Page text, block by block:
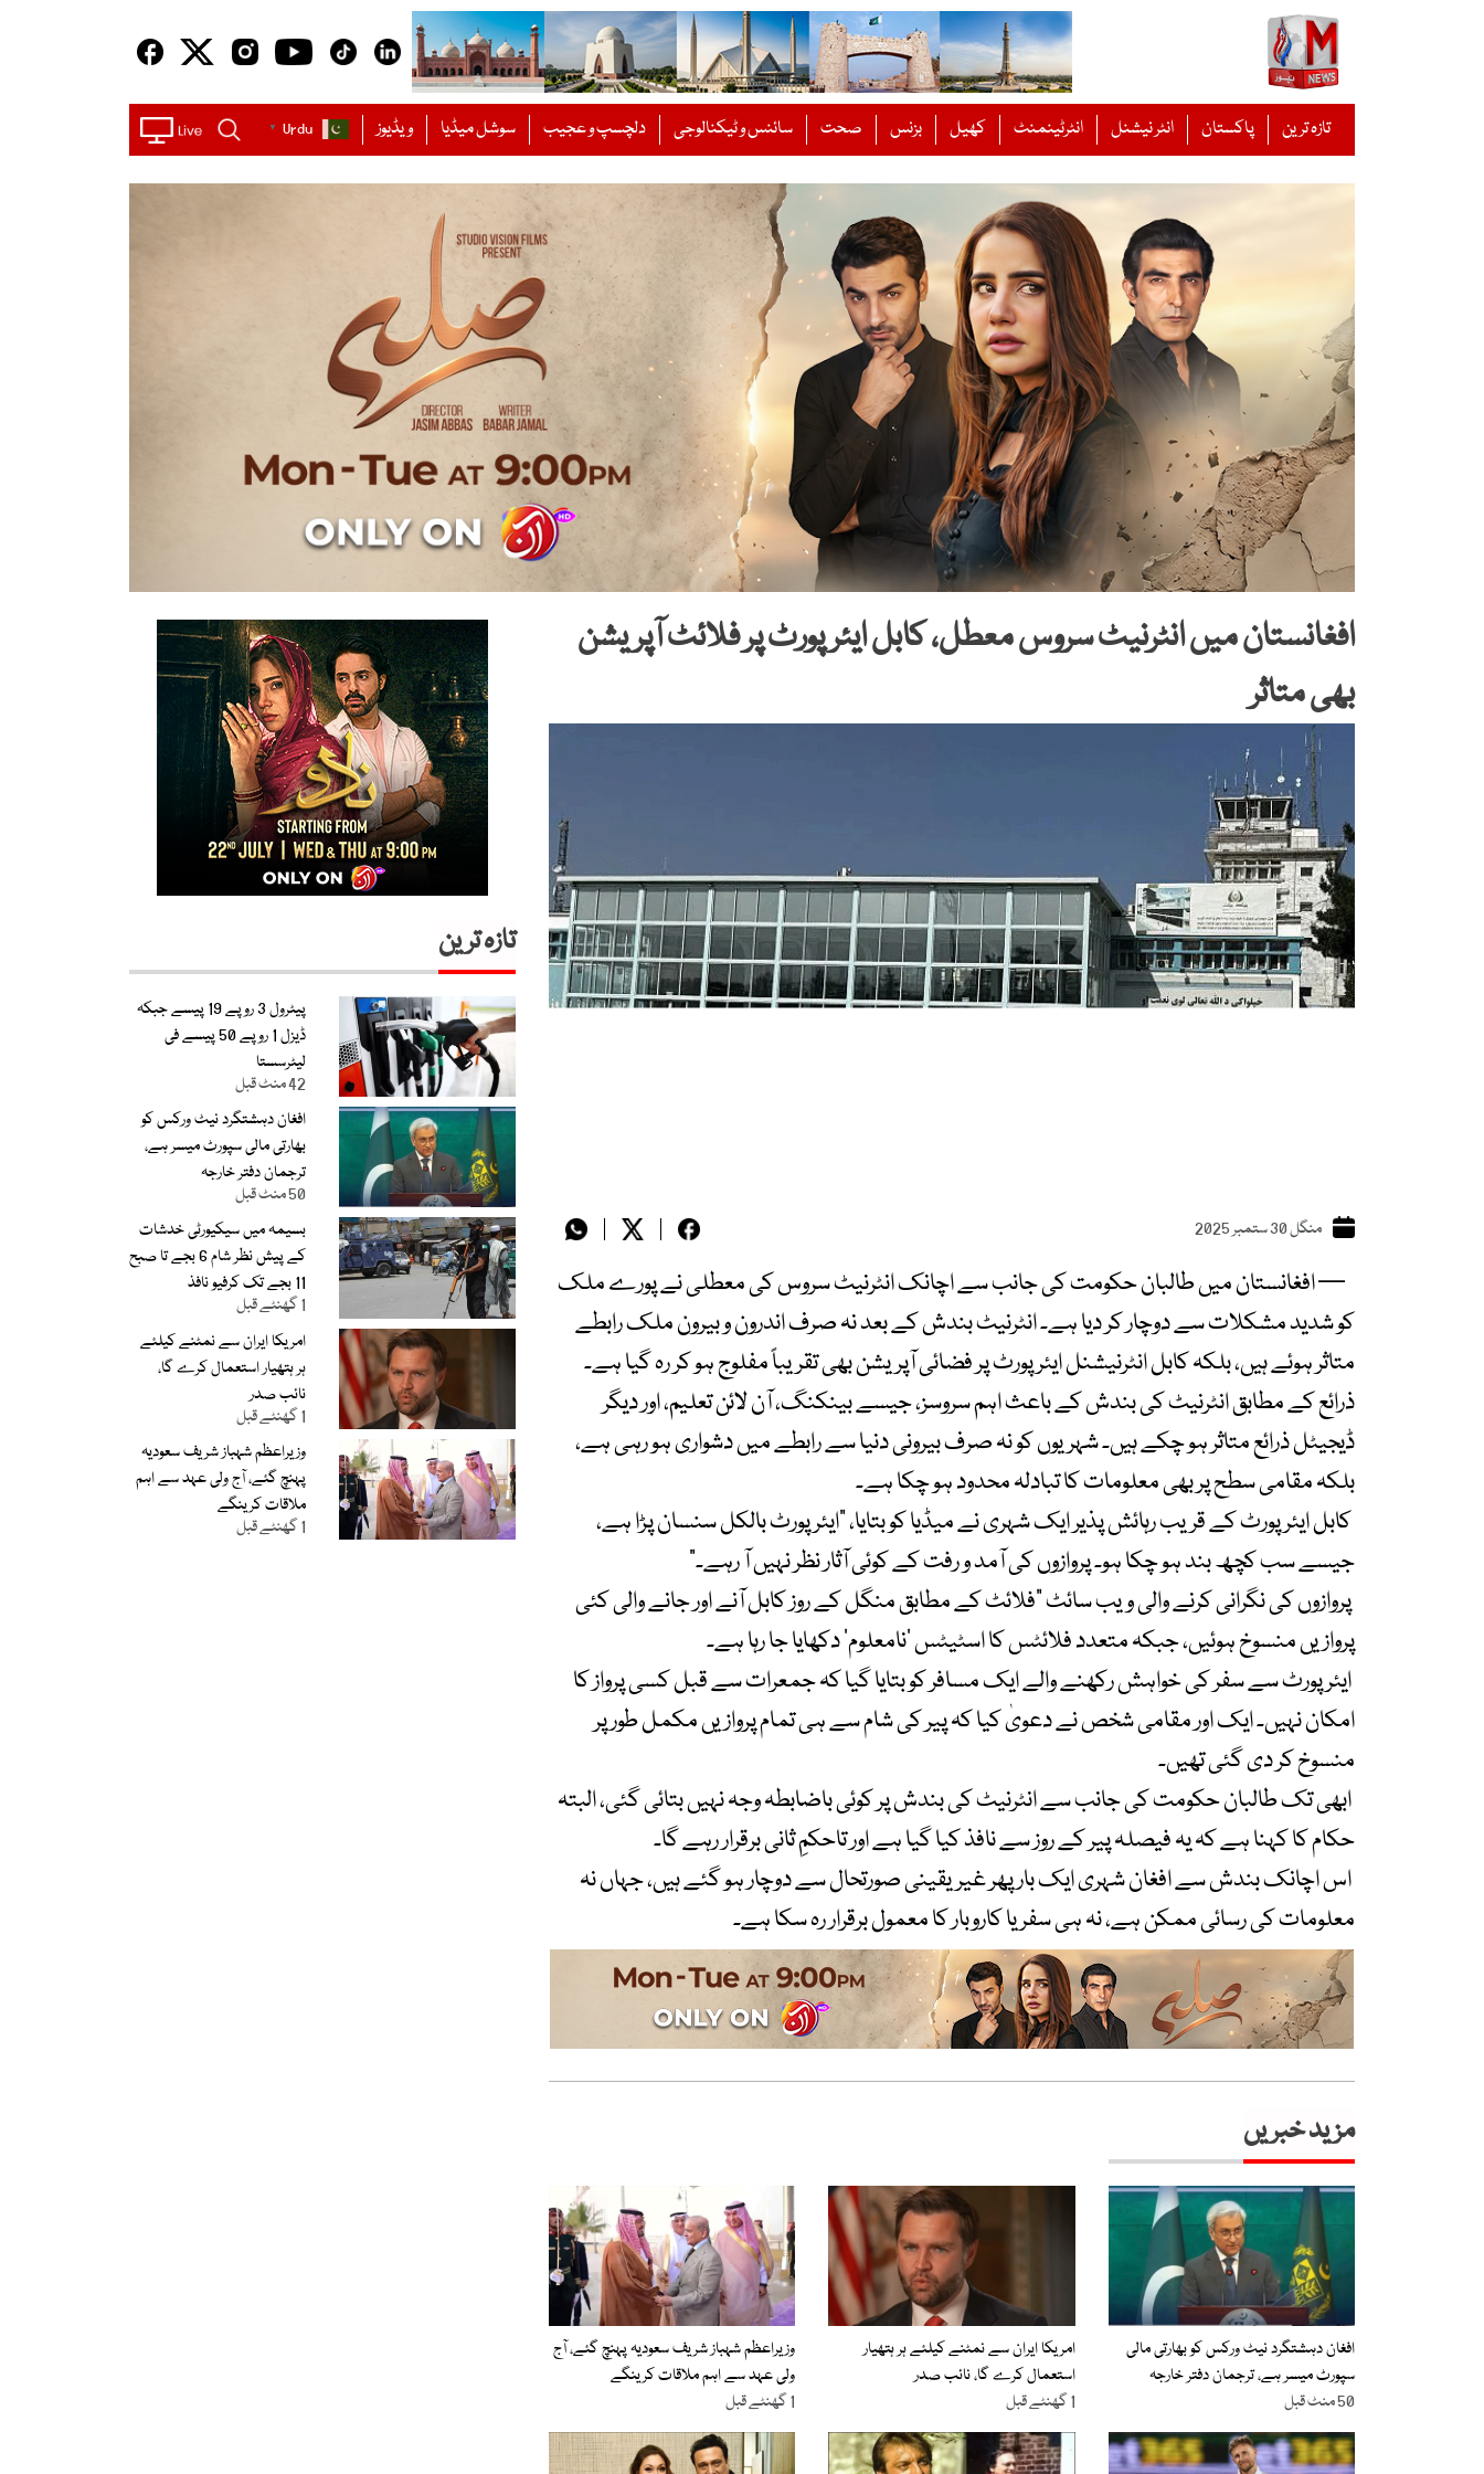
تازہ ترین پاکستان انٹر نیشنل انٹرٹینمنٹ کھیل بزنس صحت سائنس و ٹیکنالوجی دلچسپ و عجیب سوشل میڈیا ویڈیوز Urdu
▼
افغانستان میں انٹرنیٹ سروس معطل، کابل ایئرپورٹ پر فلائٹ آپریشن
بھی متاثر
منگل 30 ستمبر 2025
— افغانستان میں طالبان حکومت کی جانب سے اچانک انٹرنیٹ سروس کی معطلی نے پورے ملک
کو شدید مشکلات سے دوچار کر دیا ہے۔ انٹرنیٹ بندش کے بعد نہ صرف اندرون و بیرون ملک رابطے
متاثر ہوئے ہیں، بلکہ کابل انٹرنیشنل ایئرپورٹ پر فضائی آپریشن بھی تقریباً مفلوج ہو کر رہ گیا ہے۔
ذرائع کے مطابق انٹرنیٹ کی بندش کے باعث اہم سروسز، جیسے بینکنگ، آن لائن تعلیم، اور دیگر
ڈیجیٹل ذرائع متاثر ہو چکے ہیں۔ شہریوں کو نہ صرف بیرونی دنیا سے رابطے میں دشواری ہو رہی ہے،
بلکہ مقامی سطح پر بھی معلومات کا تبادلہ محدود ہو چکا ہے۔
کابل ایئرپورٹ کے قریب رہائش پذیر ایک شہری نے میڈیا کو بتایا، “ایئرپورٹ بالکل سنسان پڑا ہے،
جیسے سب کچھ بند ہو چکا ہو۔ پروازوں کی آمد و رفت کے کوئی آثار نظر نہیں آ رہے۔”
پروازوں کی نگرانی کرنے والی ویب سائٹ “فلائٹ کے مطابق منگل کے روز کابل آنے اور جانے والی کئی
پروازیں منسوخ ہوئیں، جبکہ متعدد فلائٹس کا اسٹیٹس ‘نامعلوم’ دکھایا جا رہا ہے۔
ایئرپورٹ سے سفر کی خواہش رکھنے والے ایک مسافر کو بتایا گیا کہ جمعرات سے قبل کسی پرواز کا
امکان نہیں۔ ایک اور مقامی شخص نے دعویٰ کیا کہ پیر کی شام سے ہی تمام پروازیں مکمل طور پر
منسوخ کر دی گئی تھیں۔
ابھی تک طالبان حکومت کی جانب سے انٹرنیٹ کی بندش پر کوئی باضابطہ وجہ نہیں بتائی گئی، البتہ
حکام کا کہنا ہے کہ یہ فیصلہ پیر کے روز سے نافذ کیا گیا ہے اور تاحکمِ ثانی برقرار رہے گا۔
اس اچانک بندش سے افغان شہری ایک بار پھر غیریقینی صورتحال سے دوچار ہو گئے ہیں، جہاں نہ
معلومات کی رسائی ممکن ہے، نہ ہی سفر یا کاروبار کا معمول برقرار رہ سکا ہے۔
مزید خبریں
افغان دہشتگرد نیٹ ورکس کو بھارتی مالی
سپورٹ میسر ہے، ترجمان دفتر خارجہ
50 منٹ قبل
امریکا ایران سے نمٹنے کیلئے ہر ہتھیار
استعمال کرے گا، نائب صدر
1 گھنٹے قبل
وزیراعظم شہباز شریف سعودیہ پہنچ گئے، آج
ولی عہد سے اہم ملاقات کرینگے
1 گھنٹے قبل
تازہ ترین
پیٹرول 3 روپے 19 پیسے جبکہ
ڈیزل 1 روپے 50 پیسے فی
لیٹرسستا
42 منٹ قبل
افغان دہشتگرد نیٹ ورکس کو
بھارتی مالی سپورٹ میسر ہے،
ترجمان دفتر خارجہ
50 منٹ قبل
بسیمہ میں سیکیورٹی خدشات
کے پیش نظر شام 6 بجے تا صبح
11 بجے تک کرفیو نافذ
1 گھنٹے قبل
امریکا ایران سے نمٹنے کیلئے
ہر ہتھیار استعمال کرے گا،
نائب صدر
1 گھنٹے قبل
وزیراعظم شہباز شریف سعودیہ
پہنچ گئے، آج ولی عہد سے اہم
ملاقات کرینگے
1 گھنٹے قبل